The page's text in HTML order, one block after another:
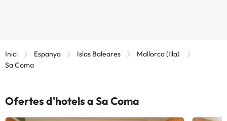
Inici Espanya Islas Baleares
Mallorca (Illa)
Sa Coma
Ofertes d'hotels a Sa Coma